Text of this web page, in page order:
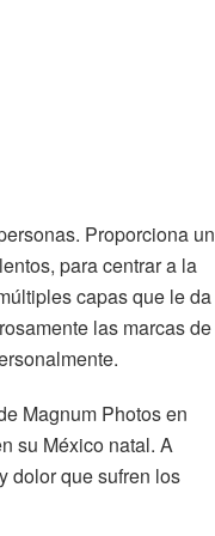
Proporciona un
para centrar a la
capas que le da
las marcas de
Magnum Photos en
su México natal. A
dolor que sufren los